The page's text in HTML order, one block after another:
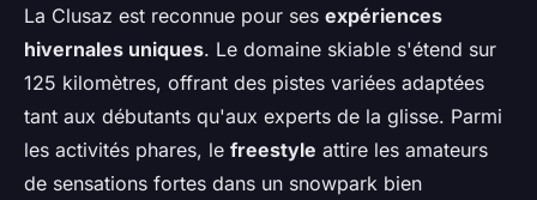
La Clusaz est reconnue pour ses expériences
hivernales uniques. Le domaine skiable s'étend sur
125 kilomètres, offrant des pistes variées adaptées
tant aux débutants qu'aux experts de la glisse. Parmi
les activités phares, le freestyle attire les amateurs
de sensations fortes dans un snowpark bien